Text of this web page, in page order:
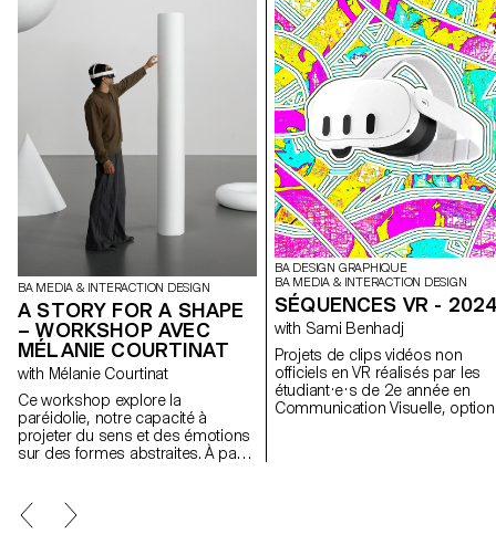
BA MEDIA & INTERACTION DESIGN
A STORY FOR A SHAPE
– WORKSHOP AVEC
MÉLANIE COURTINAT
with Mélanie Courtinat
Ce workshop explore la
paréidolie, notre capacité à
projeter du sens et des émotions
sur des formes abstraites. À partir
fondamentale de tout univers
numérique, les étudiant·e·s en
BA DESIGN GRAPHIQUE
BA MEDIA & INTERACTION DESIGN
SÉQUENCES VR -
with Sami Benhadj
Projets de clips vidéos non
officiels en VR réalisés par les
étudiant·e·s de 2e année en
Communication Visuelle, option